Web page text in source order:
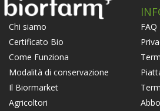
Chi siamo
Certificato Bio
Come Funziona
Modalità di conservazione
Il Biormarket
Agricoltori
FAQ